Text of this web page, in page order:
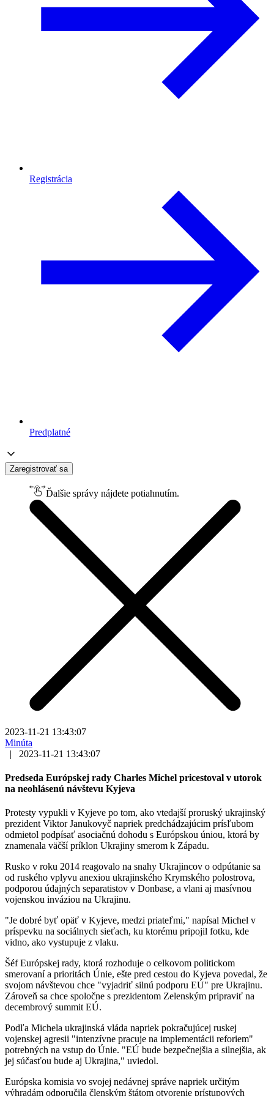
Registrácia
Predplatné
Zaregistrovať sa
Ďalšie správy nájdete potiahnutím.
2023-11-21 13:43:07
Minúta
|
2023-11-21 13:43:07
Predseda Európskej rady Charles Michel pricestoval v utorok
na neohlásenú návštevu Kyjeva
Protesty vypukli v Kyjeve po tom, ako vtedajší proruský ukrajinský
prezident Viktor Janukovyč napriek predchádzajúcim prísľubom
odmietol podpísať asociačnú dohodu s Európskou úniou, ktorá by
znamenala väčší príklon Ukrajiny smerom k Západu.
Rusko v roku 2014 reagovalo na snahy Ukrajincov o odpútanie sa
od ruského vplyvu anexiou ukrajinského Krymského polostrova,
podporou údajných separatistov v Donbase, a vlani aj masívnou
vojenskou inváziou na Ukrajinu.
"Je dobré byť opäť v Kyjeve, medzi priateľmi," napísal Michel v
príspevku na sociálnych sieťach, ku ktorému pripojil fotku, kde
vidno, ako vystupuje z vlaku.
Šéf Európskej rady, ktorá rozhoduje o celkovom politickom
smerovaní a prioritách Únie, ešte pred cestou do Kyjeva povedal, že
svojom návštevou chce "vyjadriť silnú podporu EÚ" pre Ukrajinu.
Zároveň sa chce spoločne s prezidentom Zelenským pripraviť na
decembrový summit EÚ.
Podľa Michela ukrajinská vláda napriek pokračujúcej ruskej
vojenskej agresii "intenzívne pracuje na implementácii reforiem"
potrebných na vstup do Únie. "EÚ bude bezpečnejšia a silnejšia, ak
jej súčasťou bude aj Ukrajina," uviedol.
Európska komisia vo svojej nedávnej správe napriek určitým
výhradám odporučila členským štátom otvorenie prístupových